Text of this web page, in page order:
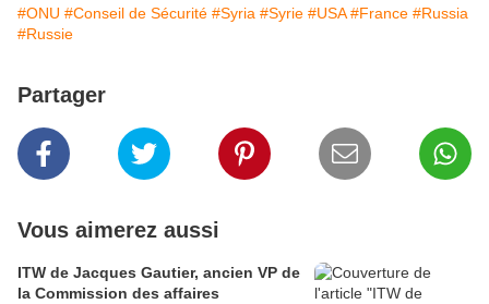
#ONU #Conseil de Sécurité #Syria #Syrie #USA #France #Russia
#Russie
Partager
Vous aimerez aussi
ITW de Jacques Gautier, ancien VP de
la Commission des affaires